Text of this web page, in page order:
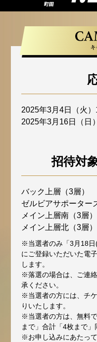
2025年3月4日（火）
2025年3月16日（日
招待対
バック上層（3層）
ゼルビアサポーター
メイン上層南（3層）
メイン上層北（3層）
※当選者のみ「3月18
にご登録いただいた電
します。
※落選の場合は、ご連
承ください。
※当選者の方には、チ
りいたします。
※当選者の方は、無料
まで」合計「4枚まで」
※お申し込みにあたっ